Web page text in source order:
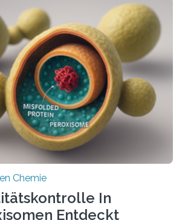
Chemie
In
Entdeckt